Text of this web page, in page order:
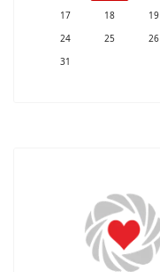
17
18 19
24
25 26
31